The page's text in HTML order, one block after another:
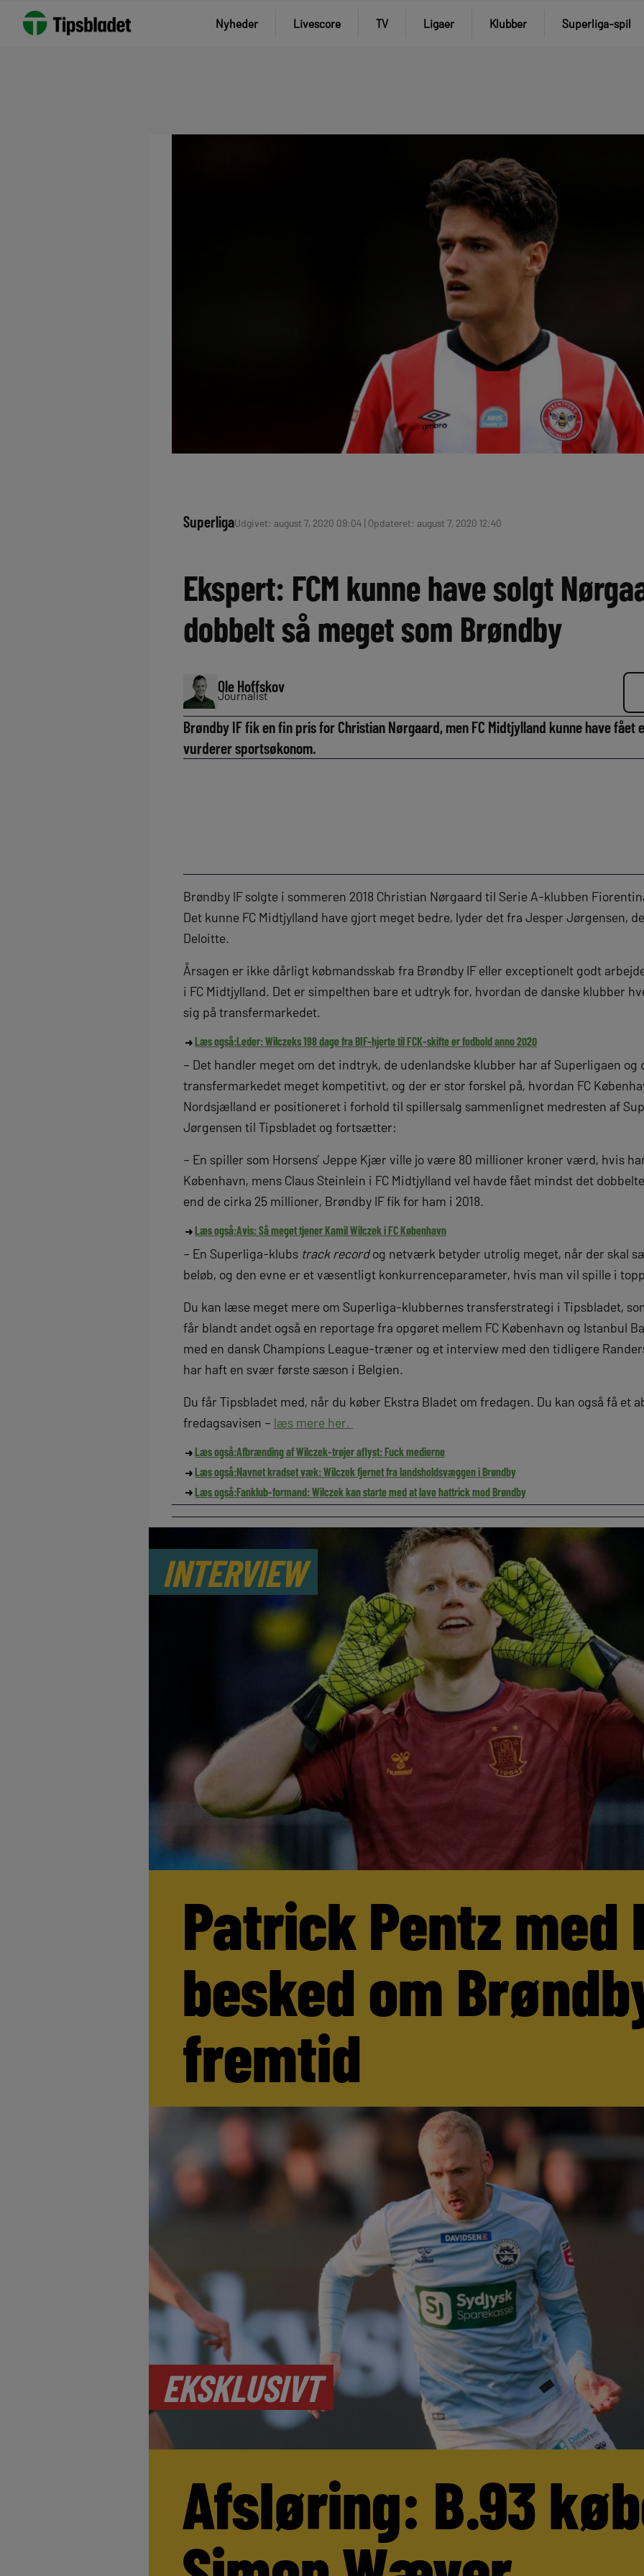
Nyheder Livescore TV Ligaer Klubber Superliga-spil
SuperligaUdgivet: august 7, 2020 09:04 | Opdateret: august 7, 2020 12:40
Ekspert: FCM kunne have solgt
dobbelt så meget som Brøndby
Ole Hoffskov
Journalist
Brøndby IF fik en fin pris for Christian Nørgaard, men FC Midtjylland kunne have fået
vurderer sportsøkonom.
Brøndby IF solgte i sommeren 2018 Christian Nørgaard til Serie A-klubben
Det kunne FC Midtjylland have gjort meget bedre, lyder det fra Jesper Jørgensen,
Deloitte.
Årsagen er ikke dårligt købmandsskab fra Brøndby IF eller exceptionelt godt
i FC Midtjylland. Det er simpelthen bare et udtryk for, hvordan de danske klubber
sig på transfermarkedet.
Læs også:Leder: Wilczeks 198 dage fra BIF-hjerte til FCK-skifte er fodbold anno 2020
– Det handler meget om det indtryk, de udenlandske klubber har af Superligaen og
transfermarkedet meget kompetitivt, og der er stor forskel på, hvordan FC
Nordsjælland er positioneret i forhold til spillersalg sammenlignet medresten af
Jørgensen til Tipsbladet og fortsætter:
– En spiller som Horsens’ Jeppe Kjær ville jo være 80 millioner kroner værd, hvis
København, mens Claus Steinlein i FC Midtjylland vel havde fået mindst det
end de cirka 25 millioner, Brøndby IF fik for ham i 2018.
Læs også:Avis: Så meget tjener Kamil Wilczek i FC København
– En Superliga-klubs track recordog netværk betyder utrolig meget, når der skal
beløb, og den evne er et væsentligt konkurrenceparameter, hvis man vil spille i
Du kan læse meget mere om Superliga-klubbernes transferstrategi i Tipsbladet,
får blandt andet også en reportage fra opgøret mellem FC København og Istanbul
med en dansk Champions League-træner og et interview med den tidligere
har haft en svær første sæson i Belgien.
Du får Tipsbladet med, når du køber Ekstra Bladet om fredagen. Du kan også få et
fredagsavisen – læs mere her.
Læs også:Afbrænding af Wilczek-trøjer aflyst: Fuck medierne
Læs også:Navnet kradset væk: Wilczek fjernet fra landsholdsvæggen i Brøndby
Læs også:Fanklub-formand: Wilczek kan starte med at lave hattrick mod Brøndby
INTERVIEW
Patrick Pentz med
besked om
fremtid
EKSKLUSIVT
Afsløring: B.93